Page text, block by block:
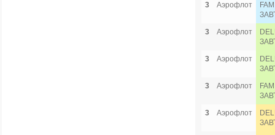
3
Аэрофлот
3
Аэрофлот
3
Аэрофлот
3
Аэрофлот
3
Аэрофлот